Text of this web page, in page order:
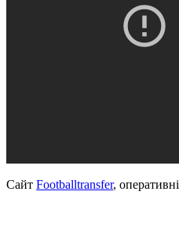
Сайт Footballtransfer,